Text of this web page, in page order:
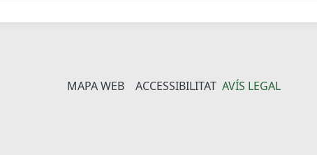
MAPA WEB ACCESSIBILITAT AVÍS LEGAL